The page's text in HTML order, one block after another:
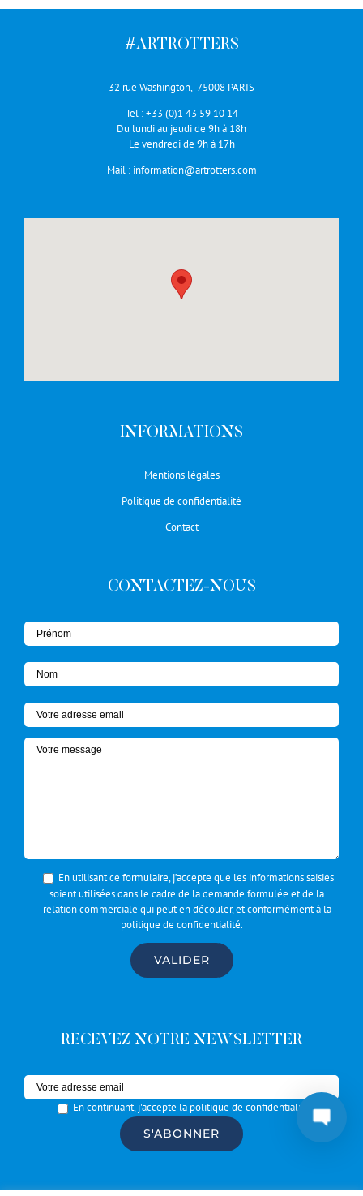
#ARTROTTERS
32 rue Washington, 75008 PARIS
Tel :+33 (0)1 43 59 10 14
Du lundi au jeudi de 9h à 18h
Le vendredi de 9h à 17h
Mail : information@artrotters.com
INFORMATIONS
Mentions légales
Politique de confidentialité
Contact
CONTACTEZ-NOUS
En utilisant ce formulaire, j’accepte que les informations saisies
soient utilisées dans le cadre de la demande formulée et de la
relation commerciale qui peut en découler, et conformément à la
politique de confidentialité.
RECEVEZ NOTRE NEWSLETTER
En continuant, j'accepte la politique de confidentialité